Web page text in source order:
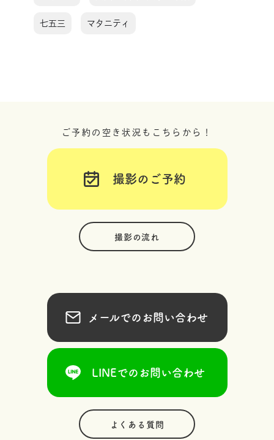
七五三 マタニティ
ご予約の空き状況もこちらから！
撮影のご予約
撮影の流れ
メールでのお問い合わせ
LINEでのお問い合わせ
よくある質問